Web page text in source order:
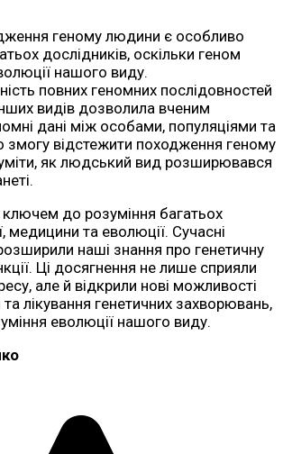
геному людини є особливо
дослідників, оскільки геном
нашого виду.
повних геномних послідовностей
видів дозволила вченим
дані між особами, популяціями та
відстежити походження геному
як людський вид розширювався
до розуміння багатьох
медицини та еволюції. Сучасні
наші знання про генетичну
Ці досягнення не лише сприяли
але й відкрили нові можливості
лікування генетичних захворювань,
еволюції нашого виду.